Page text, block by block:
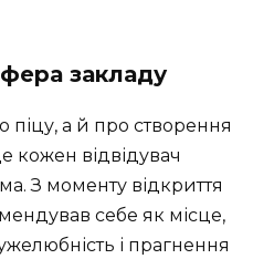
закладу
піцу, а й про створення
кожен відвідувач
З моменту відкриття
себе як місце,
і прагнення